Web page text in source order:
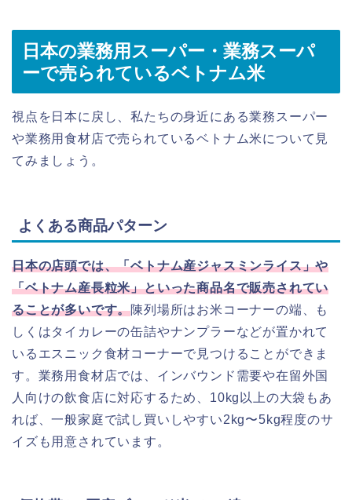
日本の業務用スーパー・業務スーパ
ーで売られているベトナム米
視点を日本に戻し、私たちの身近にある業務スーパー
や業務用食材店で売られているベトナム米について見
てみましょう。
よくある商品パターン
日本の店頭では、「ベトナム産ジャスミンライス」や
「ベトナム産長粒米」といった商品名で販売されてい
ることが多いです。陳列場所はお米コーナーの端、も
しくはタイカレーの缶詰やナンプラーなどが置かれて
いるエスニック食材コーナーで見つけることができま
す。業務用食材店では、インバウンド需要や在留外国
人向けの飲食店に対応するため、10kg以上の大袋もあ
れば、一般家庭で試し買いしやすい2kg〜5kg程度のサ
イズも用意されています。